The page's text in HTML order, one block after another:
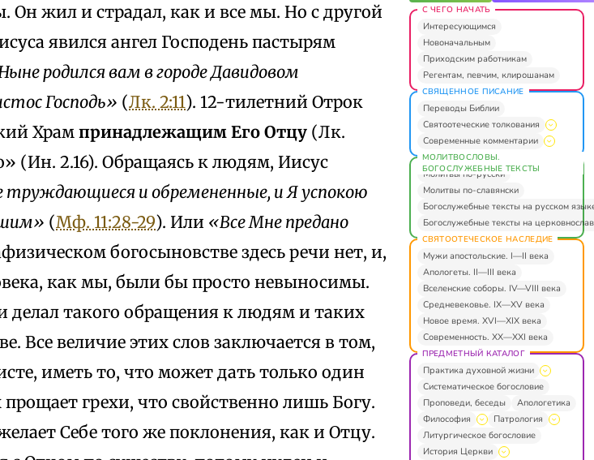
Он жил и страдал, как и все мы. Но с другой
явился ангел Господень пастырям
родился вам в городе Давидовом
Господь» (Лк. 2:11). 12-тилетний Отрок
Храм принадлежащим Его Отцу (Лк.
(Ин. 2.16). Обращаясь к людям, Иисус
труждающиеся и обремененные, и Я успокою
(Мф. 11:28-29). Или «Все Мне предано
богосыновстве здесь речи нет, и,
как мы, были бы просто невыносимы.
делал такого обращения к людям и таких
Все величие этих слов заключается в том,
иметь то, что может дать только один
грехи, что свойственно лишь Богу.
Себе того же поклонения, как и Отцу.
С ЧЕГО НАЧАТЬ
Интересующимся
Новоначальным
Приходским работникам
Регентам, певчим, клирошанам
СВЯЩЕННОЕ ПИСАНИЕ
Переводы Библии
Святоотеческие толкования
Современные комментарии
МОЛИТВОСЛОВЫ.
БОГОСЛУЖЕБНЫЕ ТЕКСТЫ
Молитвы по-русски
Молитвы по-славянски
Богослужебные тексты на русском
Богослужебные тексты на
СВЯТООТЕЧЕСКОЕ НАСЛЕДИЕ
Мужи апостольские. I—II века
Апологеты. II—III века
Вселенские соборы. IV—VIII века
Средневековье. IX—XV века
Новое время. XVI—XIX века
Современность. XX—XXI века
ПРЕДМЕТНЫЙ КАТАЛОГ
Практика духовной жизни
Систематическое богословие
Проповеди, беседы
Апологетика
Философия
Патрология
Литургическое богословие
История Церкви